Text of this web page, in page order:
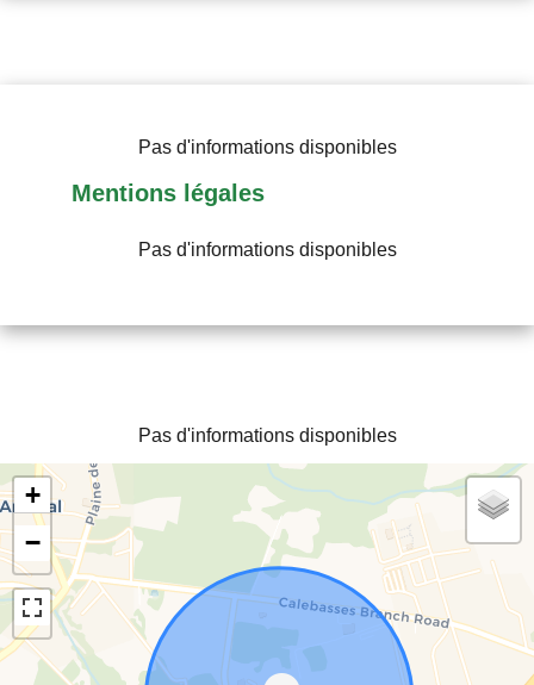
Pas d'informations disponibles
Mentions légales
Pas d'informations disponibles
Pas d'informations disponibles
+
−